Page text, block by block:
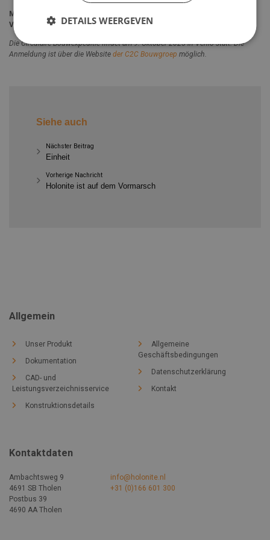
Möchten Sie die Theorie des zirkulären Bauens in der Praxis sehen?
Verpassen Sie diese Chance nicht!
Die Circulaire Bouwexpeditie findet am 9. Oktober 2025 in Venlo statt. Die
Anmeldung ist über die Website der C2C Bouwgroep möglich.
Siehe auch
Nächster Beitrag
Einheit
Vorherige Nachricht
Holonite ist auf dem Vormarsch
Allgemein
Unser Produkt
Dokumentation
CAD- und
Leistungsverzeichnisservice
Konstruktionsdetails
Allgemeine
Geschäftsbedingungen
Datenschutzerklärung
Kontakt
Kontaktdaten
Ambachtsweg 9
4691 SB Tholen
Postbus 39
4690 AA Tholen
info@holonite.nl
+31 (0)166 601 300
DETAILS WEERGEVEN